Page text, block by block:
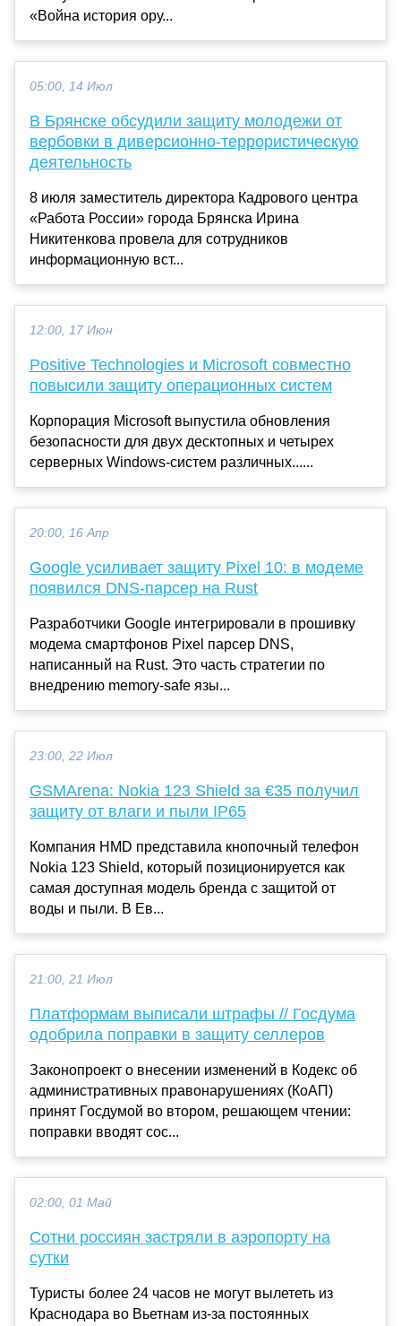
«Война история ору...
05:00, 14 Июл
В Брянске обсудили защиту молодежи от
вербовки в диверсионно-террористическую
деятельность
8 июля заместитель директора Кадрового центра
«Работа России» города Брянска Ирина
Никитенкова провела для сотрудников
информационную вст...
12:00, 17 Июн
Positive Technologies и Microsoft совместно
повысили защиту операционных систем
Корпорация Microsoft выпустила обновления
безопасности для двух десктопных и четырех
серверных Windows-систем различных......
20:00, 16 Апр
Google усиливает защиту Pixel 10: в модеме
появился DNS-парсер на Rust
Разработчики Google интегрировали в прошивку
модема смартфонов Pixel парсер DNS,
написанный на Rust. Это часть стратегии по
внедрению memory-safe язы...
23:00, 22 Июл
GSMArena: Nokia 123 Shield за €35 получил
защиту от влаги и пыли IP65
Компания HMD представила кнопочный телефон
Nokia 123 Shield, который позиционируется как
самая доступная модель бренда с защитой от
воды и пыли. В Ев...
21:00, 21 Июл
Платформам выписали штрафы // Госдума
одобрила поправки в защиту селлеров
Законопроект о внесении изменений в Кодекс об
административных правонарушениях (КоАП)
принят Госдумой во втором, решающем чтении:
поправки вводят сос...
02:00, 01 Май
Сотни россиян застряли в аэропорту на
сутки
Туристы более 24 часов не могут вылететь из
Краснодара во Вьетнам из-за постоянных